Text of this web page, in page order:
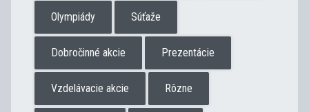
Olympiády Súťaže
Dobročinné akcie Prezentácie
Vzdelávacie akcie Rôzne